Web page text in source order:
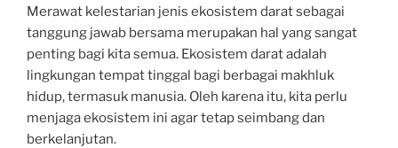
Merawat kelestarian jenis ekosistem darat sebagai
tanggung jawab bersama merupakan hal yang sangat
penting bagi kita semua. Ekosistem darat adalah
lingkungan tempat tinggal bagi berbagai makhluk
hidup, termasuk manusia. Oleh karena itu, kita perlu
menjaga ekosistem ini agar tetap seimbang dan
berkelanjutan.